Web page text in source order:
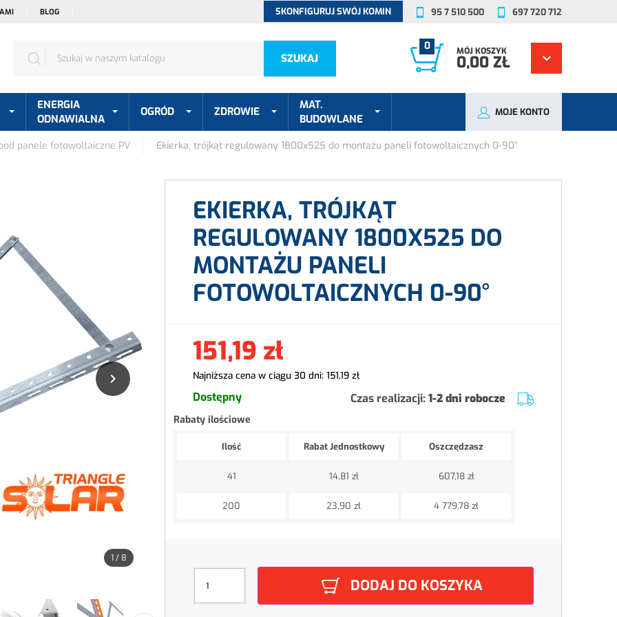
BLOG SKONFIGURUJ SWÓJ KOMIN 95 7 510 500 697 720 712
SZUKAJ
0 MÓJ KOSZYK
0,00 ZŁ
ENERGIA
ODNAWIALNA
OGRÓD ZDROWIE
MAT.
BUDOWLANE
MOJE KONTO
panele fotowoltaiczne PV Ekierka, trójkąt regulowany 1800x525 do montażu paneli fotowoltaicznych 0-90°

1/ 8
EKIERKA, TRÓJKĄT
REGULOWANY 1800X525 DO
MONTAŻU PANELI
FOTOWOLTAICZNYCH 0-90°
151,19 zł
Najniższa cena w ciągu 30 dni: 151,19 zł
Dostępny Czas realizacji: 1-2 dni robocze
Rabaty ilościowe
Ilość Rabat Jednostkowy Oszczędzasz
41 14,81 zł 607,18 zł
200 23,90 zł 4 779,78 zł
DODAJ DO KOSZYKA